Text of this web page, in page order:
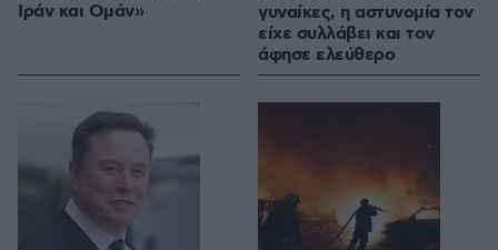
Ιράν και Ομάν»
γυναίκες, η αστυνομία τον
είχε συλλάβει και τον
άφησε ελεύθερο